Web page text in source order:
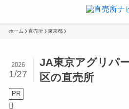
ホーム 直売所 東京都
JA東京アグリパ
区の直売所
2026
1/27
PR